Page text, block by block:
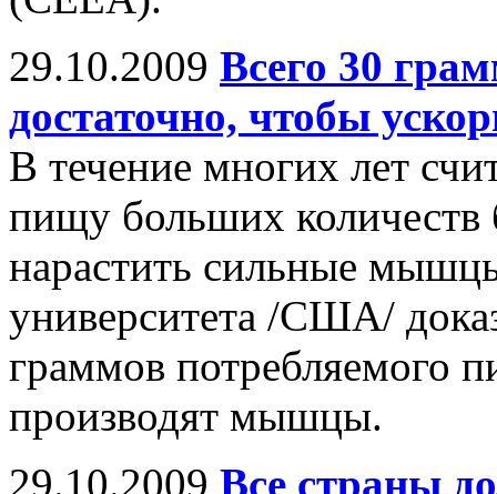
29.10.2009 Всего 30
достаточно, чтобы
В течение многих лет
пищу больших количеств
нарастить сильные
университета /США/
граммов потребляемого
производят мышцы.
29.10.2009 Все страны